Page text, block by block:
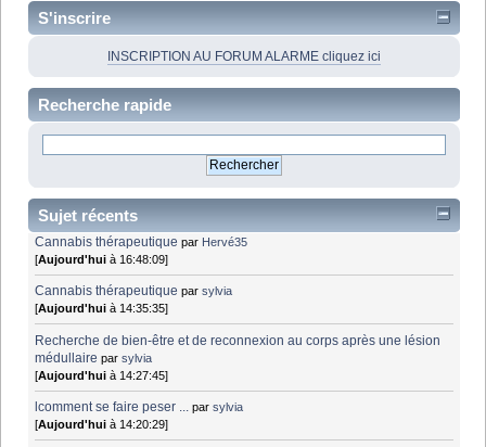
S'inscrire
INSCRIPTION AU FORUM ALARME cliquez ici
Recherche rapide
Sujet récents
Cannabis thérapeutique par Hervé35
[Aujourd'hui à 16:48:09]
Cannabis thérapeutique parsylvia
[Aujourd'hui à 14:35:35]
Recherche de bien-être et de reconnexion au corps après une lésion
médullaire parsylvia
[Aujourd'hui à 14:27:45]
lcomment se faire peser ... parsylvia
[Aujourd'hui à 14:20:29]